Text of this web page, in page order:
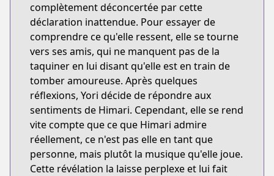
complètement déconcertée par cette
déclaration inattendue. Pour essayer de
comprendre ce qu'elle ressent, elle se tourne
vers ses amis, qui ne manquent pas de la
taquiner en lui disant qu'elle est en train de
tomber amoureuse. Après quelques
réflexions, Yori décide de répondre aux
sentiments de Himari. Cependant, elle se rend
vite compte que ce que Himari admire
réellement, ce n'est pas elle en tant que
personne, mais plutôt la musique qu'elle joue.
Cette révélation la laisse perplexe et lui fait